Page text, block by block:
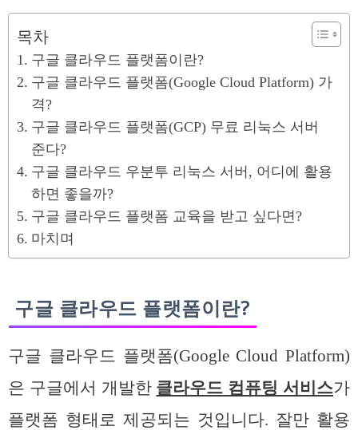
목차
구글 클라우드 플랫폼이란?
구글 클라우드 플랫폼(Google Cloud Platform) 가
격?
구글 클라우드 플랫폼(GCP) 무료 리눅스 서버
준다?
구글 클라우드 우분투 리눅스 서버, 어디에 활용
하면 좋을까?
구글 클라우드 플랫폼 교육을 받고 싶다면?
마치며
구글 클라우드 플랫폼이란?
구글 클라우드 플랫폼(Google Cloud Platform)
은 구글에서 개발한 클라우드 컴퓨팅 서비스가
플랫폼 형태로 제공되는 것입니다. 잘만 활용